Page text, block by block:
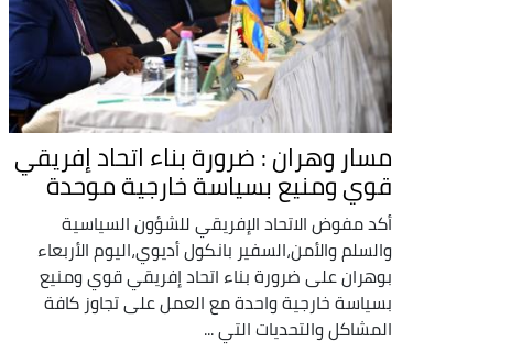
مسار وهران : ضرورة بناء اتحاد إفريقي
قوي ومنيع بسياسة خارجية موحدة
أكد مفوض الاتحاد الإفريقي للشؤون السياسية
والسلم والأمن،السفير بانكول أديوي،اليوم الأربعاء
بوهران على ضرورة بناء اتحاد إفريقي قوي ومنيع
بسياسة خارجية واحدة مع العمل على تجاوز كافة
المشاكل والتحديات التي ...